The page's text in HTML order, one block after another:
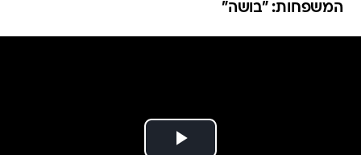
המשפחות: "בושה"